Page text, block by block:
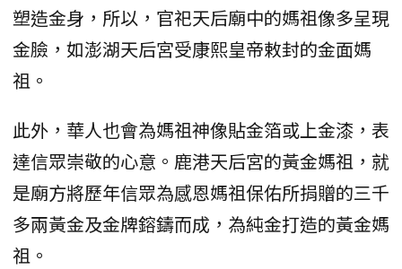
塑造金身，所以，官祀天后廟中的媽祖像多呈現
金臉，如澎湖天后宮受康熙皇帝敕封的金面媽
祖。
此外，華人也會為媽祖神像貼金箔或上金漆，表
達信眾崇敬的心意。鹿港天后宮的黃金媽祖，就
是廟方將歷年信眾為感恩媽祖保佑所捐贈的三千
多兩黃金及金牌鎔鑄而成，為純金打造的黃金媽
祖。